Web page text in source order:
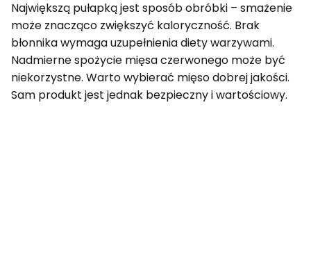
Największą pułapką jest sposób obróbki – smażenie
może znacząco zwiększyć kaloryczność. Brak
błonnika wymaga uzupełnienia diety warzywami.
Nadmierne spożycie mięsa czerwonego może być
niekorzystne. Warto wybierać mięso dobrej jakości.
Sam produkt jest jednak bezpieczny i wartościowy.